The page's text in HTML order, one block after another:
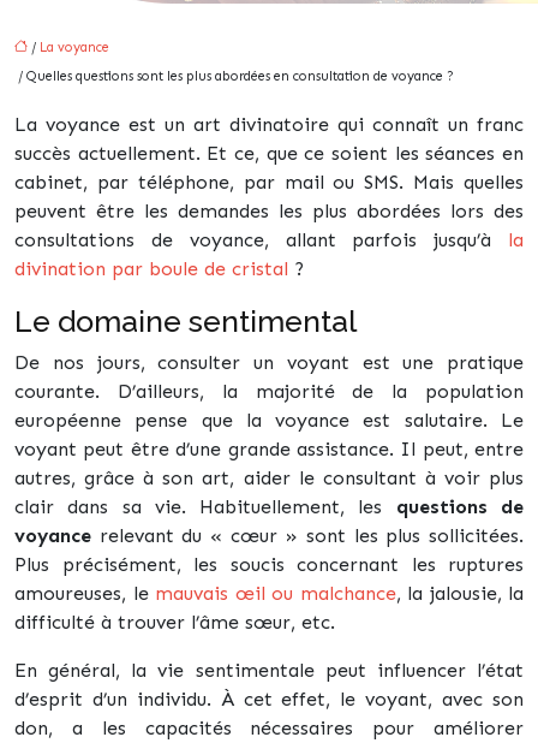
/ La voyance
/ Quelles questions sont les plus abordées en consultation de voyance ?
La voyance est un art divinatoire qui connaît un franc
succès actuellement. Et ce, que ce soient les séances en
cabinet, par téléphone, par mail ou SMS. Mais quelles
peuvent être les demandes les plus abordées lors des
consultations de voyance, allant parfois jusqu’à la
divination par boule de cristal ?
Le domaine sentimental
De nos jours, consulter un voyant est une pratique
courante. D’ailleurs, la majorité de la population
européenne pense que la voyance est salutaire. Le
voyant peut être d’une grande assistance. Il peut, entre
autres, grâce à son art, aider le consultant à voir plus
clair dans sa vie. Habituellement, les questions de
voyance relevant du « cœur » sont les plus sollicitées.
Plus précisément, les soucis concernant les ruptures
amoureuses, le mauvais œil ou malchance, la jalousie, la
difficulté à trouver l’âme sœur, etc.
En général, la vie sentimentale peut influencer l’état
d’esprit d’un individu. À cet effet, le voyant, avec son
don, a les capacités nécessaires pour améliorer